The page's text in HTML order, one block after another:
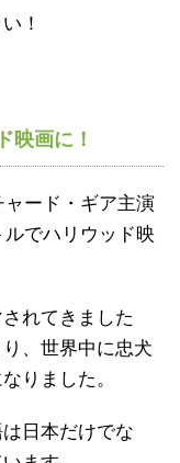
！
映画に！
ード・ギア主演
でハリウッド映
れてきました
、世界中に忠犬
りました。
日本だけでな